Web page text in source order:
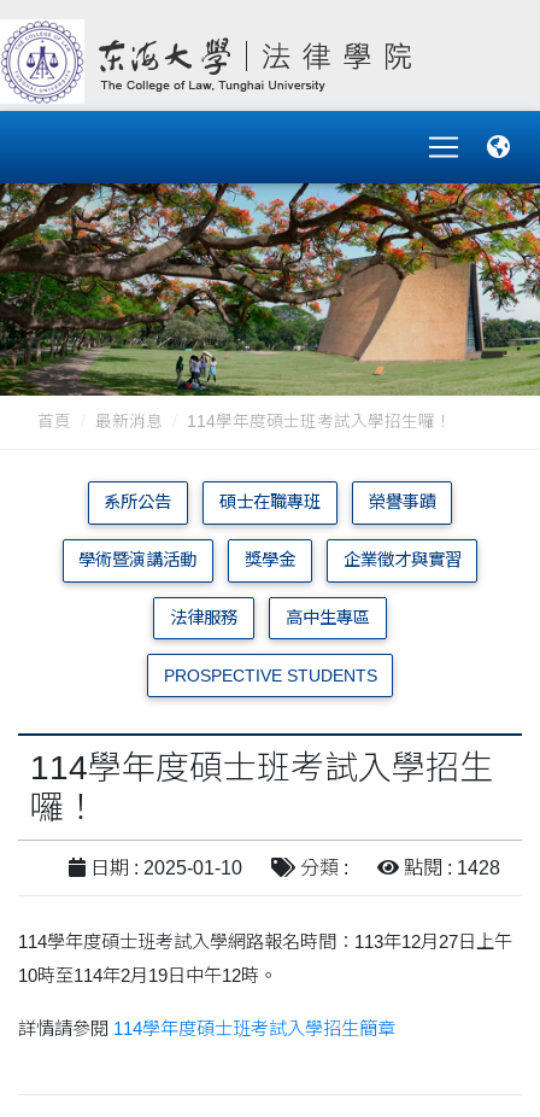
首頁 最新消息 114學年度碩士班考試入學招生囉！
系所公告 碩士在職專班 榮譽事蹟
學術暨演講活動 獎學金 企業徵才與實習
法律服務 高中生專區
PROSPECTIVE STUDENTS
114學年度碩士班考試入學招生
囉！
日期 : 2025-01-10 分類 : 點閱 : 1428
114學年度碩士班考試入學網路報名時間：113年12月27日上午
10時至114年2月19日中午12時。
詳情請參閱 114學年度碩士班考試入學招生簡章